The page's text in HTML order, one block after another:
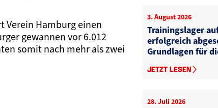
Verein Hamburg einen
gewannen vor 6.012
somit nach mehr als zwei
3. August 2026
Trainingslager
erfolgreich
Grundlagen für
JETZT LESEN
28. Juli 2026